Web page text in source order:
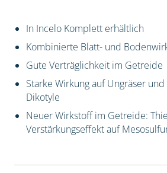
In Incelo Komplett erhältlich
Kombinierte Blatt- und
Gute Verträglichkeit im Getreide
Starke Wirkung auf Ungräser
Dikotyle
Neuer Wirkstoff im Getreide:
Verstärkungseffekt auf